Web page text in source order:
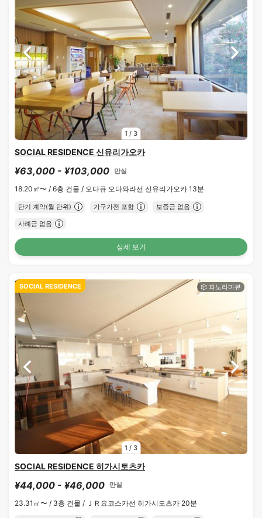
1 / 3
SOCIAL RESIDENCE 신유리가오카
¥63,000 - ¥103,000 만실
18.20㎡〜 / 6층 건물 / 오다큐 오다와라선 신유리가오카 13분
단기 계약(월 단위) 가구가전 포함 보증금 없음
사례금 없음
상세 보기
1 / 3
SOCIAL RESIDENCE
SOCIAL RESIDENCE 히가시토츠카
¥44,000 - ¥46,000 만실
23.31㎡〜 / 3층 건물 / ＪＲ요코스카선 히가시도츠카 20분